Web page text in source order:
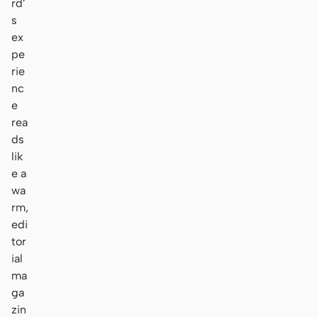
rd’
s
ex
pe
rie
nc
e
rea
ds
lik
e a
wa
rm,
edi
tor
ial
ma
ga
zin